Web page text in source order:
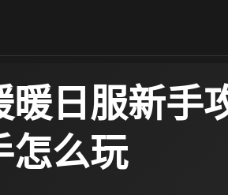
暖日服新手
怎么玩